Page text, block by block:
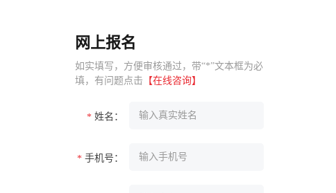
网上报名
如实填写，方便审核通过，带“*”文本框为必
填，有问题点击 【在线咨询】
* 姓名：
* 手机号：